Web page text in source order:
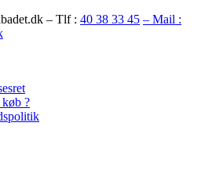
– Tlf : 40 38 33 45 – Mail :
?